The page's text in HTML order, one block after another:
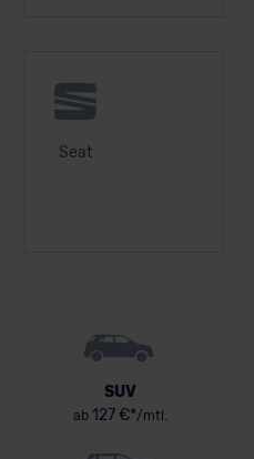
Seat
SUV
ab 127 €*/mtl.